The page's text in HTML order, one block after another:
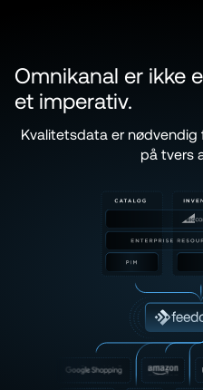
Omnikanal er ikke
et imperativ.
Kvalitetsdata er
på tvers